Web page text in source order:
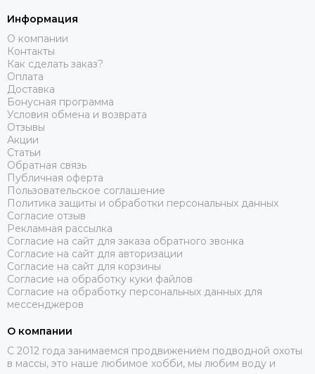
Информация
О компании
Контакты
Как сделать заказ?
Оплата
Доставка
Бонусная программа
Условия обмена и возврата
Отзывы
Акции
Статьи
Обратная связь
Публичная оферта
Пользовательское соглашение
Политика защиты и обработки персональных данных
Согласие отзыв
Рекламная рассылка
Согласие на сайт для заказа обратного звонка
Согласие на сайт для авторизации
Согласие на сайт для корзины
Согласие на обработку куки файлов
Согласие на обработку персональных данных для
мессенджеров
О компании
C 2012 года занимаемся продвижением подводной охоты
в массы, это наше любимое хобби, мы любим воду и